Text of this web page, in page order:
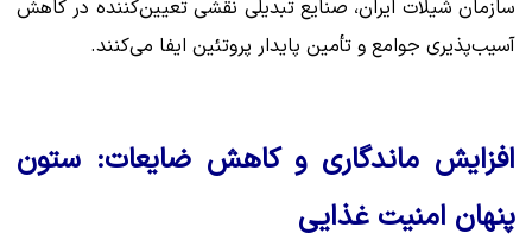
سازمان شیلات ایران، صنایع تبدیلی نقشی تعیین‌کننده در کاهش
آسیب‌پذیری جوامع و تأمین پایدار پروتئین ایفا می‌کنند.
افزایش ماندگاری و کاهش ضایعات: ستون
پنهان امنیت غذایی